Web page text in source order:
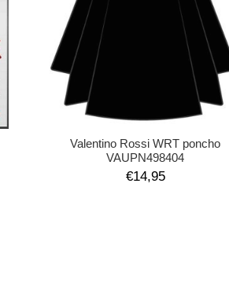
Valentino Rossi WRT poncho
VAUPN498404
€14,95